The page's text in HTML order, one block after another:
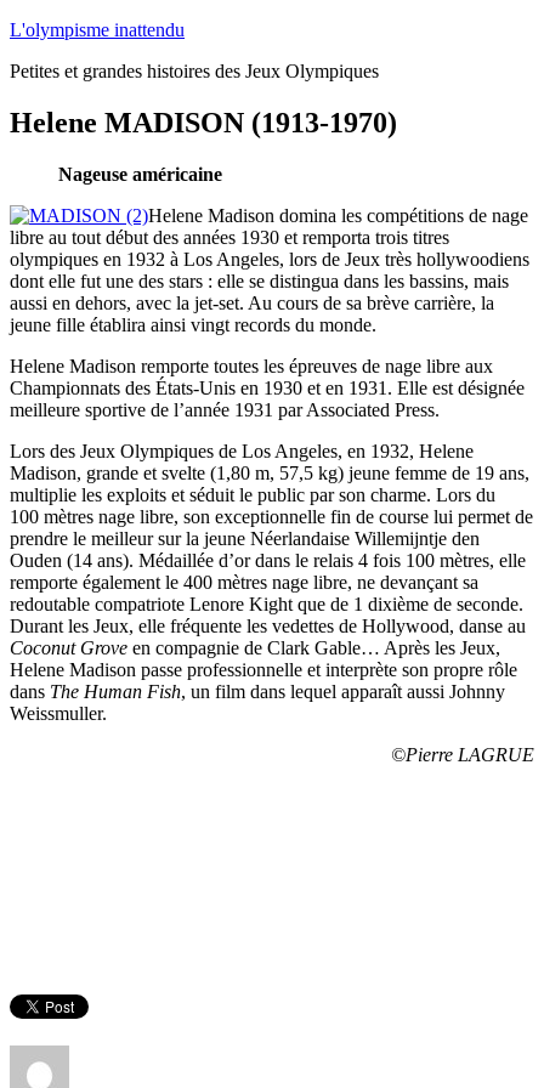
Aller
contenu
L'olympisme inattendu
Petites et grandes histoires des Jeux Olympiques
Helene MADISON (1913-1970)
Nageuse américaine
Helene Madison domina les compétitions de nage
libre au tout début des années 1930 et remporta trois titres
olympiques en 1932 à Los Angeles, lors de Jeux très hollywoodiens
dont elle fut une des stars : elle se distingua dans les bassins, mais
aussi en dehors, avec la jet-set. Au cours de sa brève carrière, la
jeune fille établira ainsi vingt records du monde.
Helene Madison remporte toutes les épreuves de nage libre aux
Championnats des États-Unis en 1930 et en 1931. Elle est désignée
meilleure sportive de l’année 1931 par Associated Press.
Lors des Jeux Olympiques de Los Angeles, en 1932, Helene
Madison, grande et svelte (1,80 m, 57,5 kg) jeune femme de 19 ans,
multiplie les exploits et séduit le public par son charme. Lors du
100 mètres nage libre, son exceptionnelle fin de course lui permet de
prendre le meilleur sur la jeune Néerlandaise Willemijntje den
Ouden (14 ans). Médaillée d’or dans le relais 4 fois 100 mètres, elle
remporte également le 400 mètres nage libre, ne devançant sa
redoutable compatriote Lenore Kight que de 1 dixième de seconde.
Durant les Jeux, elle fréquente les vedettes de Hollywood, danse au
Coconut Grove en compagnie de Clark Gable… Après les Jeux,
Helene Madison passe professionnelle et interprète son propre rôle
dans The Human Fish, un film dans lequel apparaît aussi Johnny
Weissmuller.
©Pierre LAGRUE